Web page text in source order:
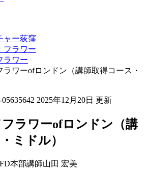
ャー荻窪
フラワー
ラワー
ラワーofロンドン（講師取得コース・
2025年12月20日 更新
ラワーofロンドン（講
ミドル）
本部講師山田 宏美